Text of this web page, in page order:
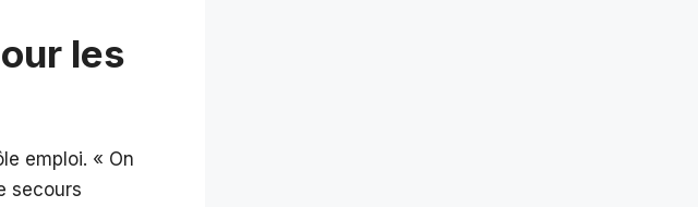
les
emploi. « On
secours